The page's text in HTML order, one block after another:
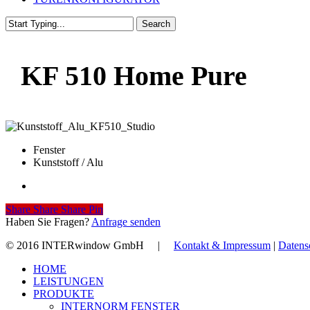
Search
KF 510 Home Pure
Fenster
Kunststoff / Alu
Share
Share Share Share Pin
Haben Sie Fragen? Anfrage senden
© 2016 INTERwindow GmbH | Kontakt & Impressum |
Close
Menu
HOME
LEISTUNGEN
PRODUKTE
INTERNORM FENSTER